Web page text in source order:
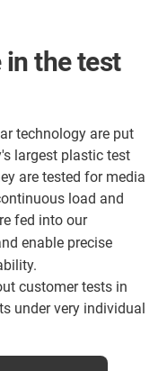
in the test
technology are put
largest plastic test
are tested for media
load and
fed into our
enable precise
customer tests in
under very individual